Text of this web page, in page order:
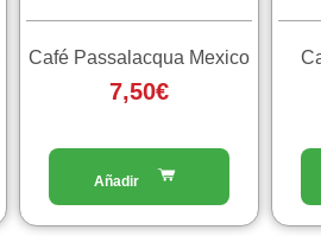
Café Passalacqua Mexico
7,50€